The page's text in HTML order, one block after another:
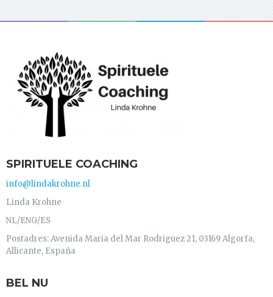
SPIRITUELE COACHING
info@lindakrohne.nl
Linda Krohne
NL/ENG/ES
Postadres: Avenida Maria del Mar Rodriguez 21, 03169 Algorfa,
Allicante, España
BEL NU